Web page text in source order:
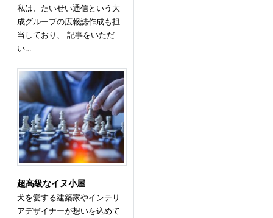
私は、たいせい通信という大
成グループの広報誌作成も担
当しており、 記事をいただ
い…
超高級なイヌ小屋
犬を愛する建築家やインテリ
アデザイナーが想いを込めて